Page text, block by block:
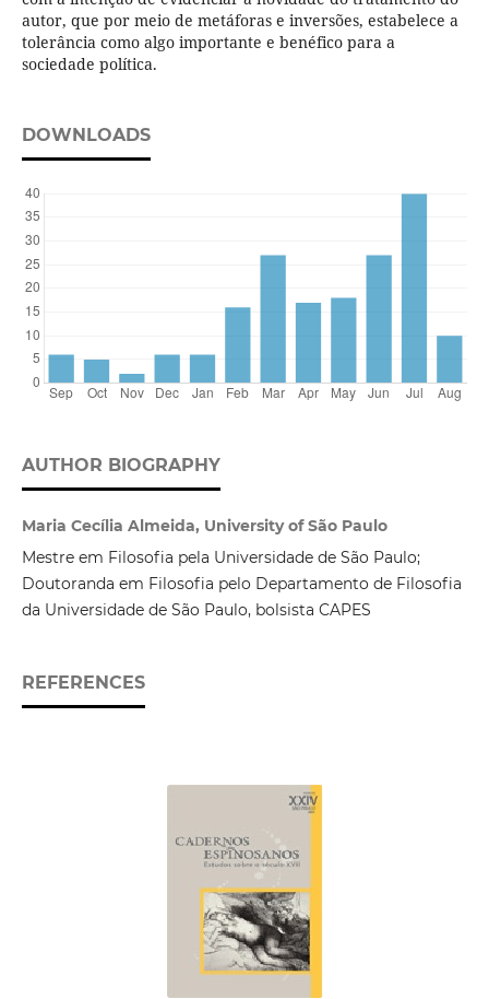
autor, que por meio de metáforas e inversões, estabelece a
tolerância como algo importante e benéfico para a
sociedade política.
DOWNLOADS
AUTHOR BIOGRAPHY
Maria Cecília Almeida, University of São Paulo
Mestre em Filosofia pela Universidade de São Paulo;
Doutoranda em Filosofia pelo Departamento de Filosofia
da Universidade de São Paulo, bolsista CAPES
REFERENCES